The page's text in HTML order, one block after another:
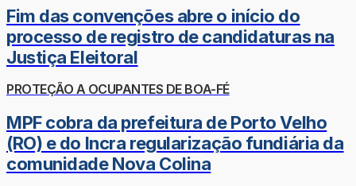
Fim das convenções abre o início do
processo de registro de candidaturas na
Justiça Eleitoral
PROTEÇÃO A OCUPANTES DE BOA-FÉ
MPF cobra da prefeitura de Porto Velho
(RO) e do Incra regularização fundiária da
comunidade Nova Colina